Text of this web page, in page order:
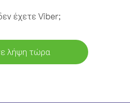
έχετε Viber;
λήψη τώρα